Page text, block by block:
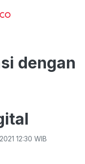
dengan
12:30 WIB